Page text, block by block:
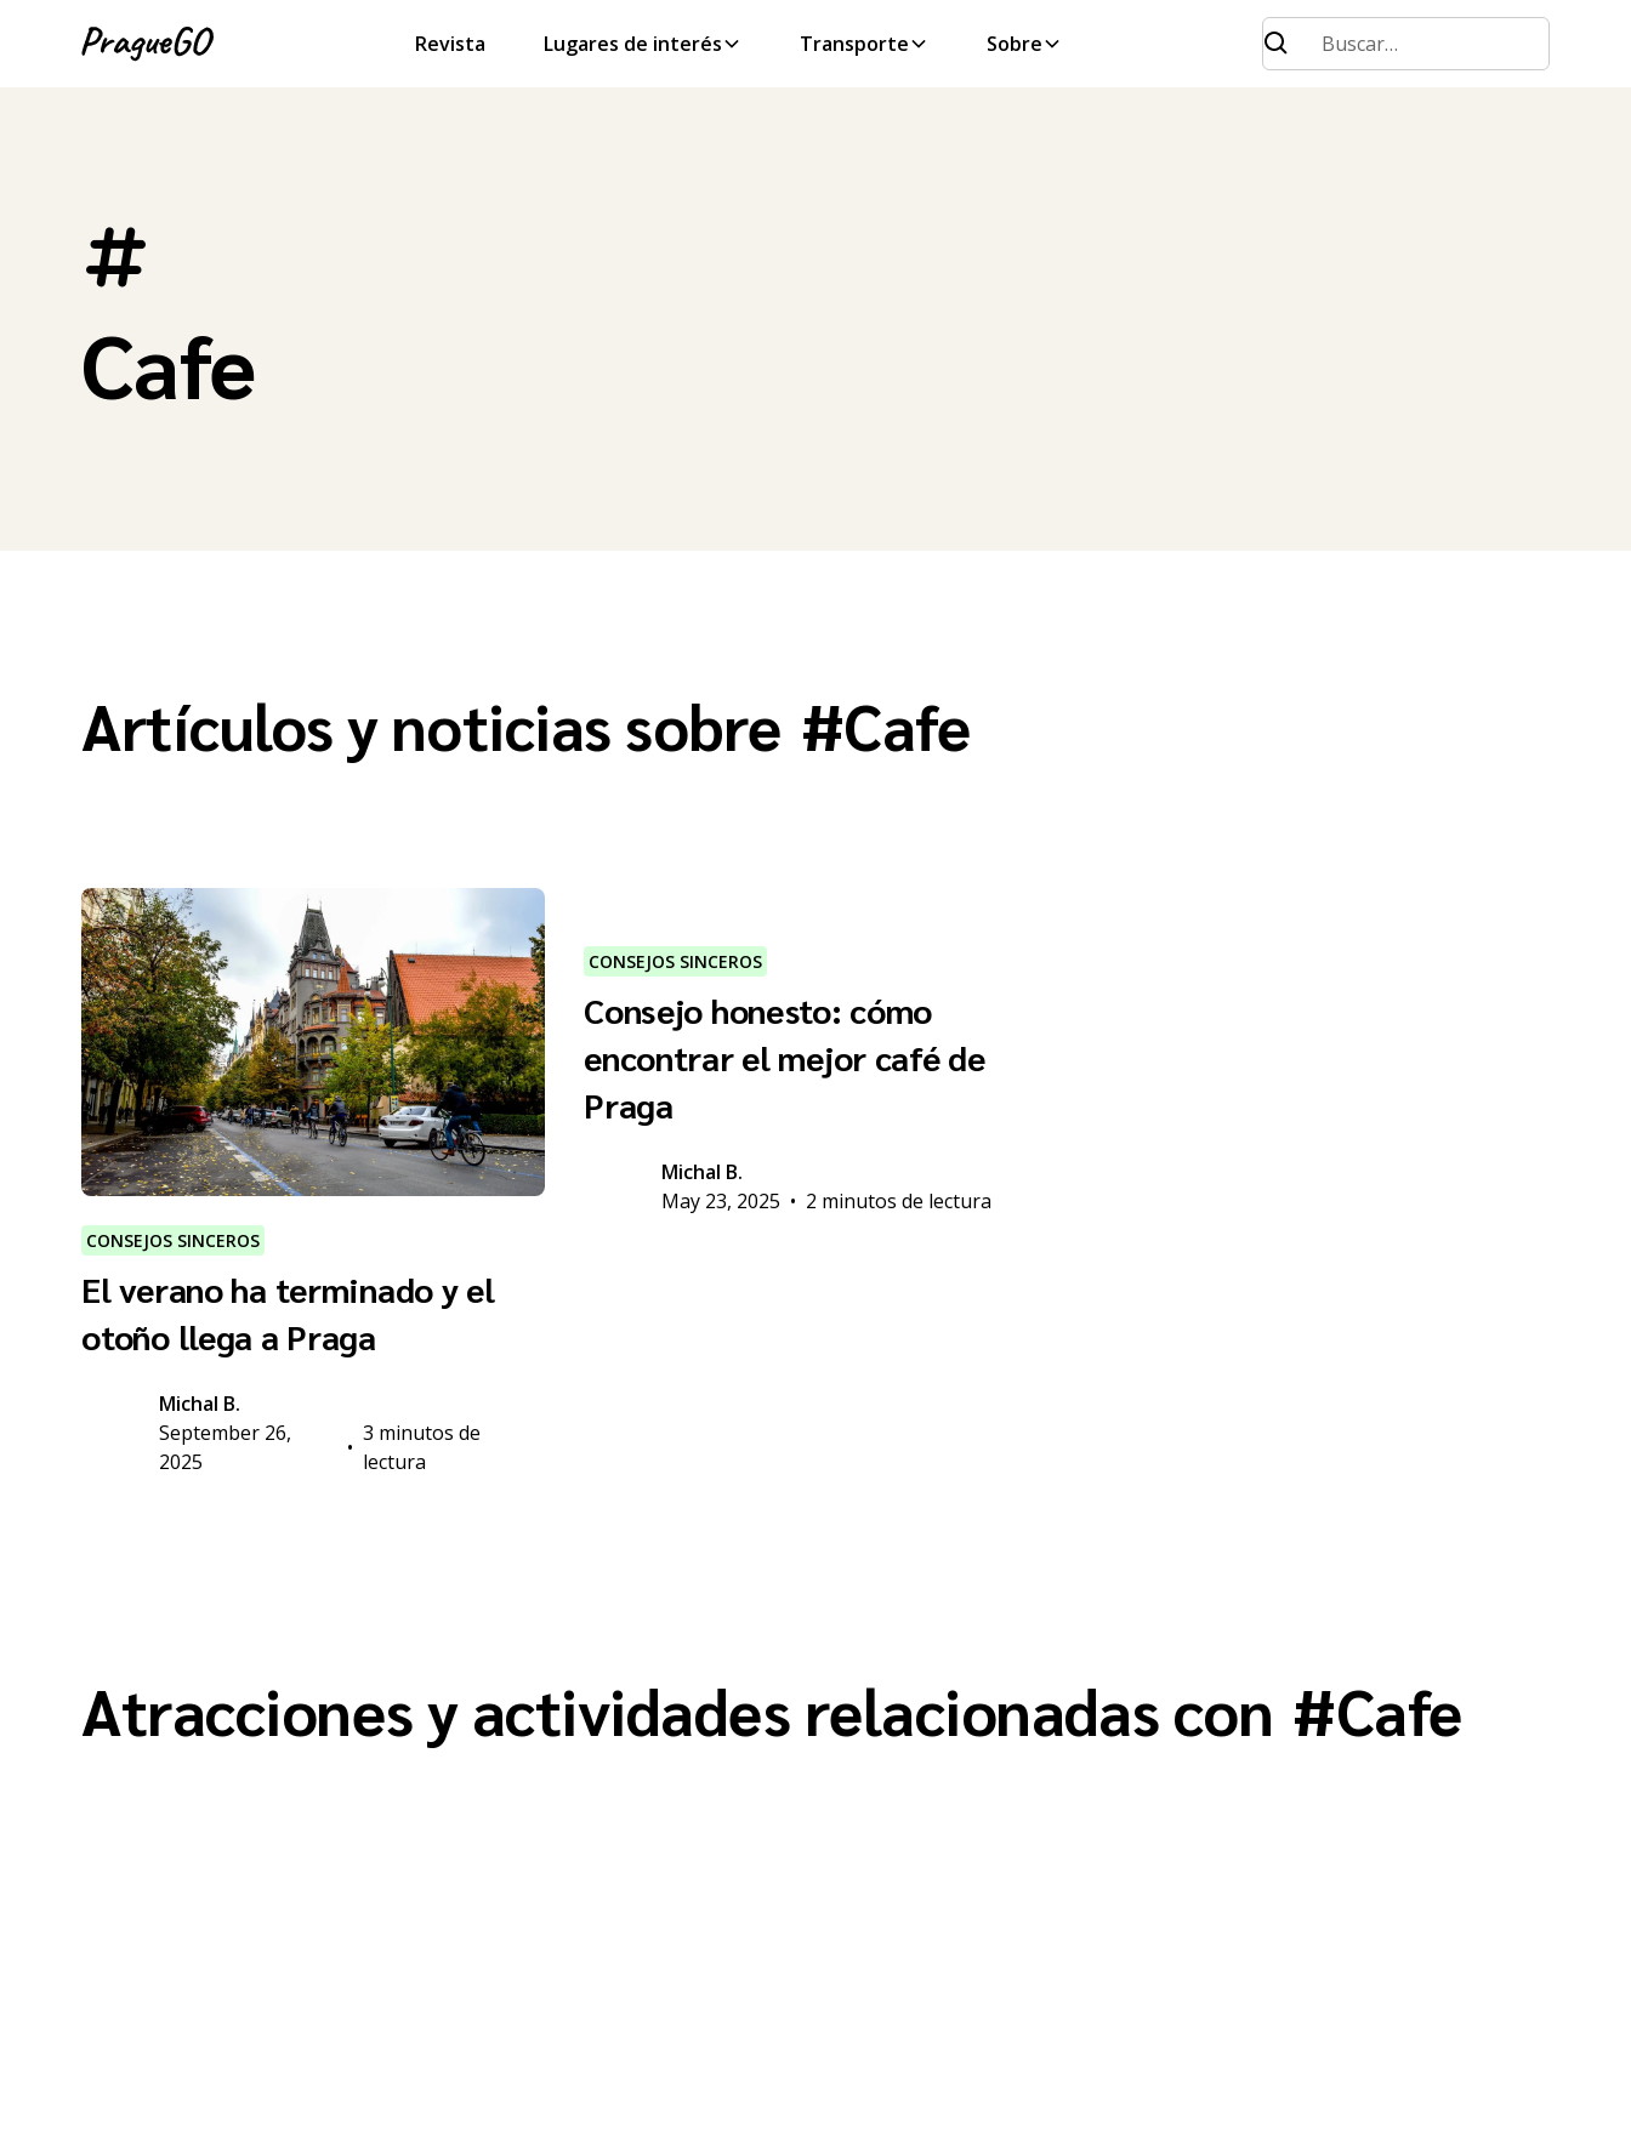
Revista Lugares de interés Transporte Sobre
Cafe
Artículos y noticias sobre #Cafe
CONSEJOS SINCEROS
El verano ha terminado y el
otoño llega a Praga
Michal B.
September 26,
2025
•
3 minutos de
lectura
CONSEJOS SINCEROS
Consejo honesto: cómo
encontrar el mejor café de
Praga
Michal B.
May 23, 2025 • 2 minutos de lectura
Atracciones y actividades relacionadas con #Cafe